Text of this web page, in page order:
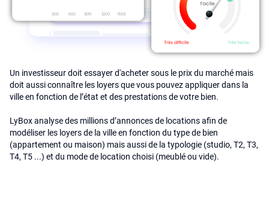
Un investisseur doit essayer d'acheter sous le prix du marché mais
doit aussi connaître les loyers que vous pouvez appliquer dans la
ville en fonction de l’état et des prestations de votre bien.
LyBox analyse des millions d’annonces de locations afin de
modéliser les loyers de la ville en fonction du type de bien
(appartement ou maison) mais aussi de la typologie (studio, T2, T3,
T4, T5 ...) et du mode de location choisi (meublé ou vide).